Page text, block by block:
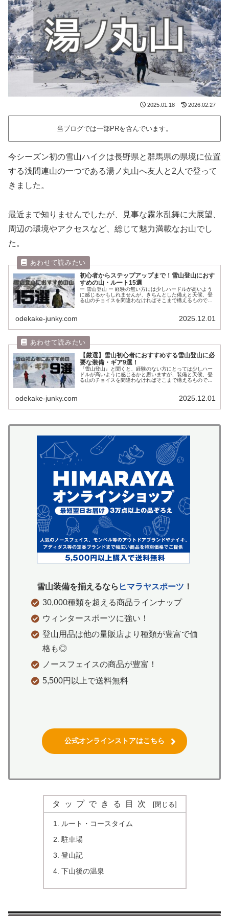
2025.01.18 2026.02.27
当ブログでは一部PRを含んでいます。
今シーズン初の雪山ハイクは長野県と群馬県の県境に位置
する浅間連山の一つである湯ノ丸山へ友人と2人で登って
きました。
最近まで知りませんでしたが、見事な霧氷乱舞に大展望、
周辺の環境やアクセスなど、総じて魅力満載なお山でし
た。
初心者からステップアップまで！雪山登山におす
すめの山・ルート15選
ー 雪山登山 ー 経験の無い方には少しハードルが高いよう
に感じるかもしれませんが、きちんとした備えと天候、登
る山のチョイスを間違わなければそこまで構えるものでは
odekake-junky.com 2025.12.01
【厳選】雪山初心者におすすめする雪山登山に必
要な装備・ギア9選！
『雪山登山』と聞くと、経験のない方にとっては少しハー
ドルが高いように感じるかと思いますが、装備と天候、登
る山のチョイスを間違わなければそこまで構えるものでは
odekake-junky.com 2025.12.01
雪山装備を揃えるなら ヒマラヤスポーツ ！
30,000種類を超える商品ラインナップ
ウィンタースポーツに強い！
登山用品は他の量販店より種類が豊富で価
格も◎
ノースフェイスの商品が豊富！
5,500円以上で送料無料
公式オンラインストアはこちら
タップできる目次
ルート・コースタイム
駐車場
登山記
下山後の温泉